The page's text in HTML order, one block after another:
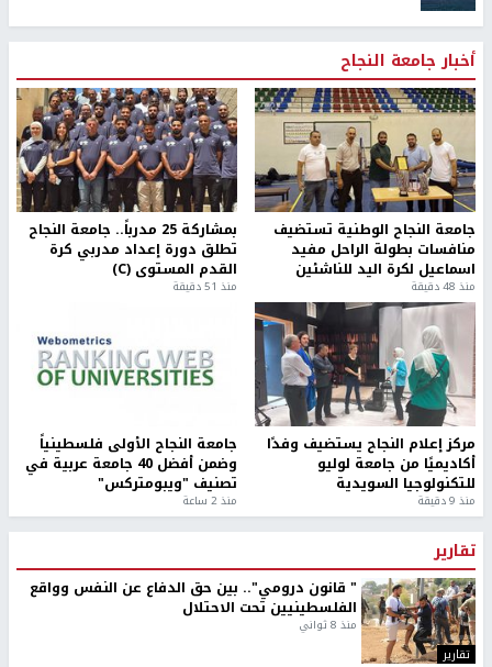
أخبار جامعة النجاح
جامعة النجاح الوطنية تستضيف
منافسات بطولة الراحل مفيد
اسماعيل لكرة اليد للناشئين
منذ 48 دقيقة
بمشاركة 25 مدرباً.. جامعة النجاح
تطلق دورة إعداد مدربي كرة
القدم المستوى (C)
منذ 51 دقيقة
مركز إعلام النجاح يستضيف وفدًا
أكاديميًا من جامعة لوليو
للتكنولوجيا السويدية
منذ 9 دقيقة
جامعة النجاح الأولى فلسطينياً
وضمن أفضل 40 جامعة عربية في
تصنيف "ويبومتركس"
منذ 2 ساعة
تقارير
تقارير
" قانون درومي".. بين حق الدفاع عن النفس وواقع
الفلسطينيين تحت الاحتلال
منذ 8 ثواني